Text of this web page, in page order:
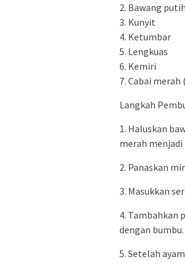
2. Bawang putih
3. Kunyit
4. Ketumbar
5. Lengkuas
6. Kemiri
7. Cabai merah
Langkah
1. Haluskan
merah menjadi
2. Panaskan
3. Masukkan
4. Tambahkan
dengan bumbu.
5. Setelah